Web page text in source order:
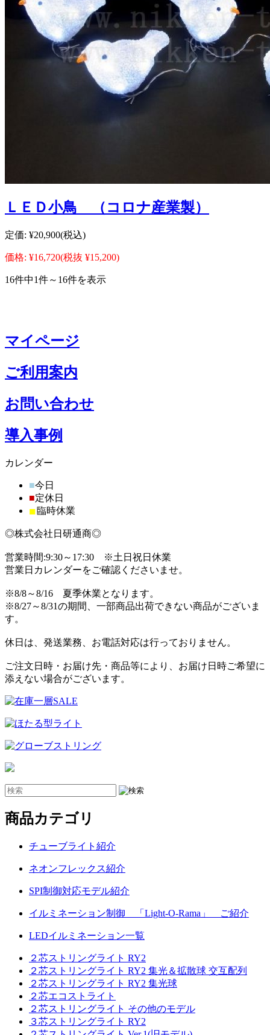
ＬＥＤ小鳥 （コロナ産業製）
定価: ¥20,900(税込)
価格: ¥16,720(税抜 ¥15,200)
16件中1件～16件を表示
マイページ
ご利用案内
お問い合わせ
導入事例
カレンダー
■今日
■定休日
■臨時休業
◎株式会社日研通商◎
営業時間:9:30～17:30 ※土日祝日休業
営業日カレンダーをご確認くださいませ。
※8/8～8/16 夏季休業となります。
※8/27～8/31の期間、一部商品出荷できない商品がございま
す。
休日は、発送業務、お電話対応は行っておりません。
ご注文日時・お届け先・商品等により、お届け日時ご希望に
添えない場合がございます。
商品カテゴリ
チューブライト紹介
ネオンフレックス紹介
SPI制御対応モデル紹介
イルミネーション制御 「Light-O-Rama」 ご紹介
LEDイルミネーション一覧
２芯ストリングライト RY2
２芯ストリングライト RY2 集光＆拡散球 交互配列
２芯ストリングライト RY2 集光球
２芯エコストライト
２芯ストリングライト その他のモデル
３芯ストリングライト RY2